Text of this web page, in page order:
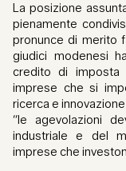
La posizione
pienamente
pronunce di merito
giudici modenesi
credito di imposta
imprese che si
ricerca e
“le agevolazioni
industriale e del
imprese che